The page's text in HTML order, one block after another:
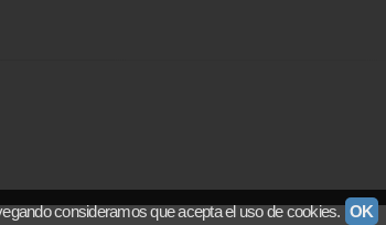
consideramos que acepta el uso de cookies. OK